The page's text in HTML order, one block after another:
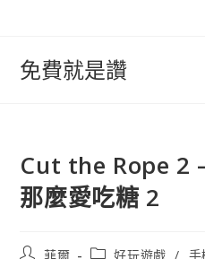
免費就是讚
Cut the Rope 2
那麼愛吃糖 2
文
菲爾
文
好玩遊戲 / 手